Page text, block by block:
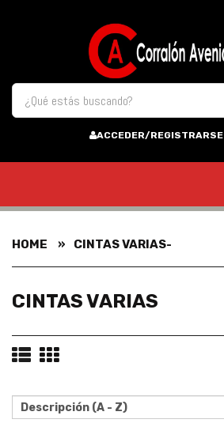
ACCEDER/REGISTRARSE
HOME CINTAS VARIAS-
CINTAS VARIAS